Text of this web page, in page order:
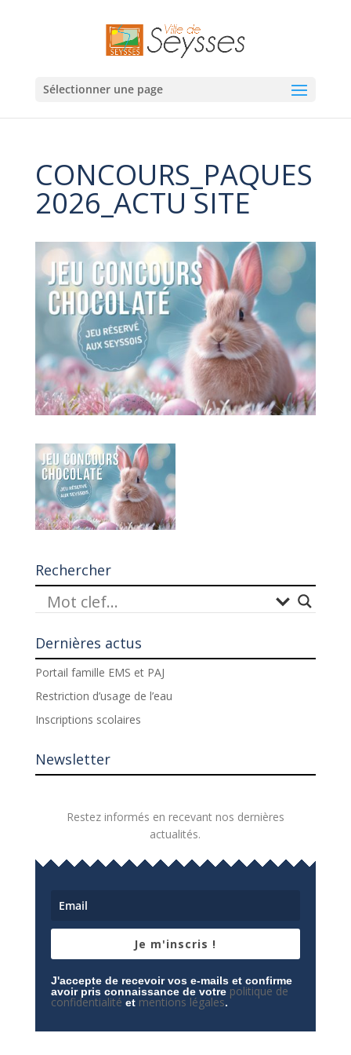
Sélectionner une page
CONCOURS_PAQUES
2026_ACTU SITE
Rechercher
Dernières actus
Portail famille EMS et PAJ
Restriction d’usage de l’eau
Inscriptions scolaires
Newsletter
Restez informés en recevant nos dernières
actualités.
Je m'inscris !
J'accepte de recevoir vos e-mails et confirme
avoir pris connaissance de votre politique de
confidentialité et mentions légales.